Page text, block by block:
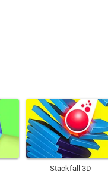
Stackfall 3D